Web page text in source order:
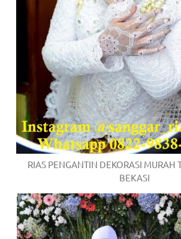
RIAS PENGANTIN DEKORASI MURAH
BEKASI